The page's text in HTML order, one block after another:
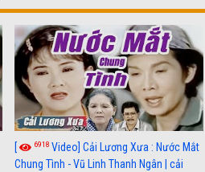
[ 6918 Video] Cải Lương Xưa : Nước Mắt
Chung Tình - Vũ Linh Thanh Ngân | cải